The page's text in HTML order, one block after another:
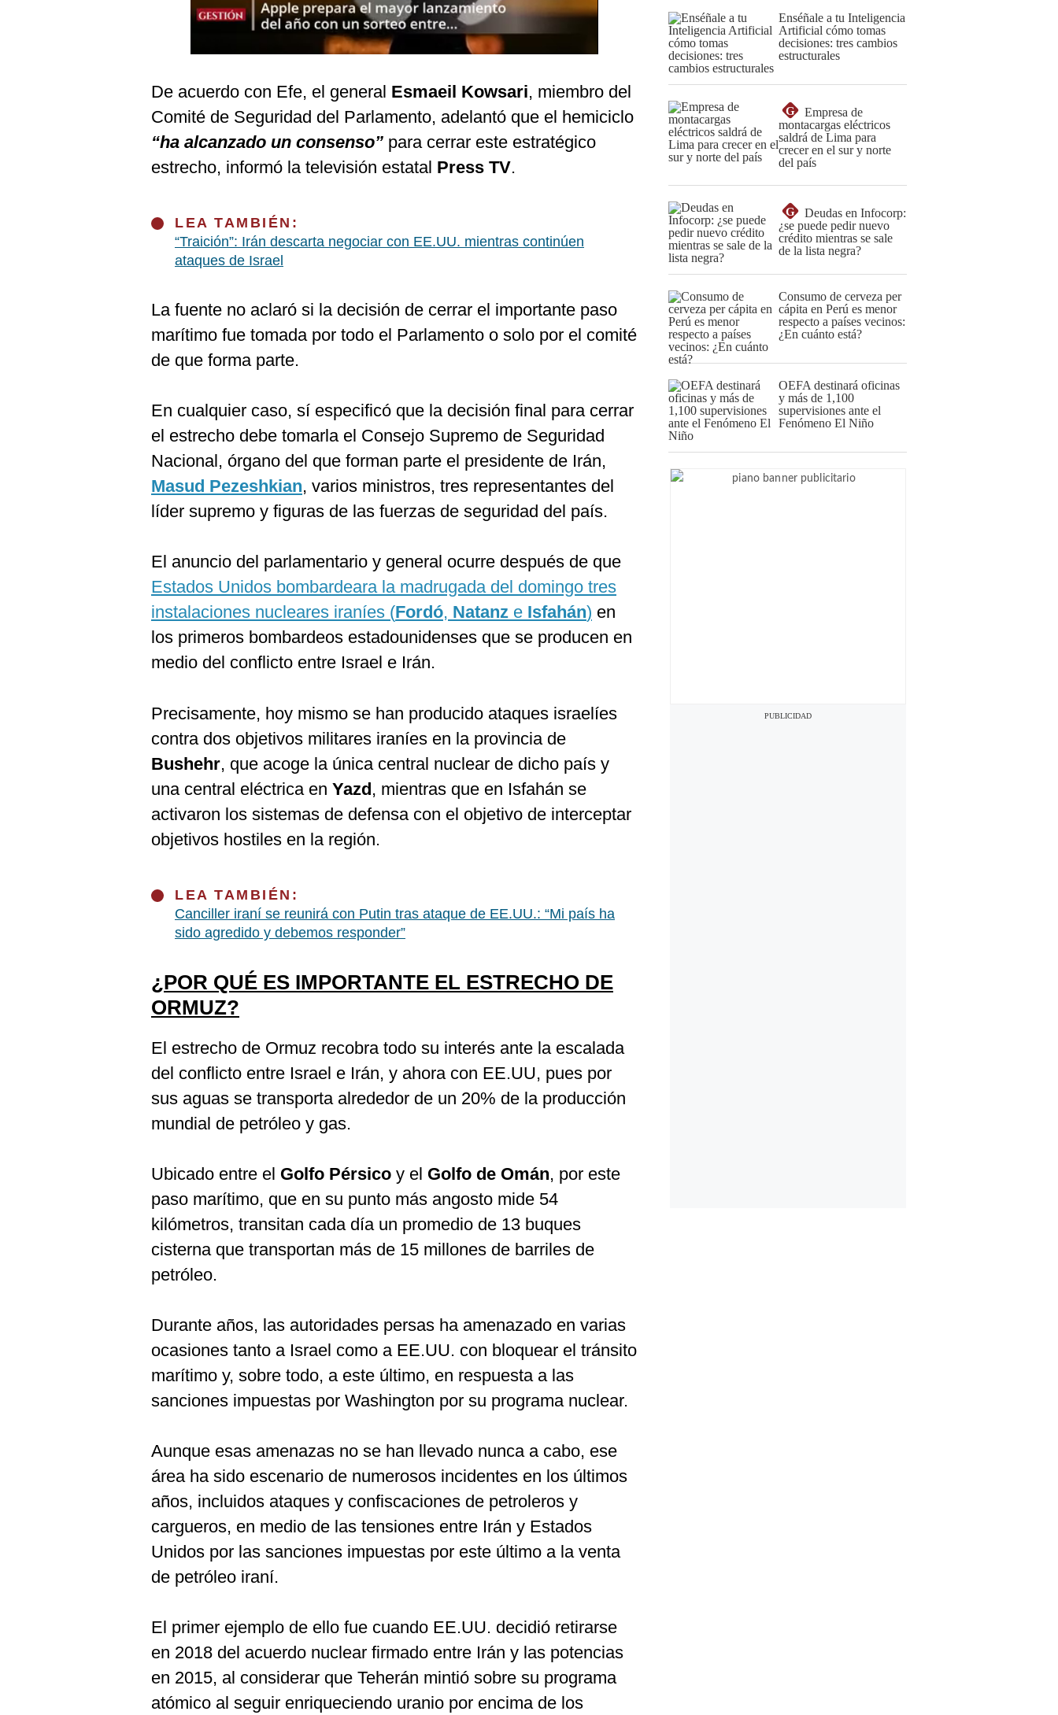
De acuerdo con Efe, el general Esmaeil Kowsari, miembro del
Comité de Seguridad del Parlamento, adelantó que el hemiciclo
“ha alcanzado un consenso” para cerrar este estratégico
estrecho, informó la televisión estatal Press TV.
LEA TAMBIÉN:
“Traición”: Irán descarta negociar con EE.UU. mientras continúen
ataques de Israel
La fuente no aclaró si la decisión de cerrar el importante paso
marítimo fue tomada por todo el Parlamento o solo por el comité
de que forma parte.
En cualquier caso, sí especificó que la decisión final para cerrar
el estrecho debe tomarla el Consejo Supremo de Seguridad
Nacional, órgano del que forman parte el presidente de Irán,
Masud Pezeshkian, varios ministros, tres representantes del
líder supremo y figuras de las fuerzas de seguridad del país.
El anuncio del parlamentario y general ocurre después de que
Estados Unidos bombardeara la madrugada del domingo tres
instalaciones nucleares iraníes (Fordó, Natanz e Isfahán) en
los primeros bombardeos estadounidenses que se producen en
medio del conflicto entre Israel e Irán.
Precisamente, hoy mismo se han producido ataques israelíes
contra dos objetivos militares iraníes en la provincia de
Bushehr, que acoge la única central nuclear de dicho país y
una central eléctrica en Yazd, mientras que en Isfahán se
activaron los sistemas de defensa con el objetivo de interceptar
objetivos hostiles en la región.
LEA TAMBIÉN:
Canciller iraní se reunirá con Putin tras ataque de EE.UU.: “Mi país ha
sido agredido y debemos responder”
¿POR QUÉ ES IMPORTANTE EL ESTRECHO DE
ORMUZ?
El estrecho de Ormuz recobra todo su interés ante la escalada
del conflicto entre Israel e Irán, y ahora con EE.UU, pues por
sus aguas se transporta alrededor de un 20% de la producción
mundial de petróleo y gas.
Ubicado entre el Golfo Pérsico y el Golfo de Omán, por este
paso marítimo, que en su punto más angosto mide 54
kilómetros, transitan cada día un promedio de 13 buques
cisterna que transportan más de 15 millones de barriles de
petróleo.
Durante años, las autoridades persas ha amenazado en varias
ocasiones tanto a Israel como a EE.UU. con bloquear el tránsito
marítimo y, sobre todo, a este último, en respuesta a las
sanciones impuestas por Washington por su programa nuclear.
Aunque esas amenazas no se han llevado nunca a cabo, ese
área ha sido escenario de numerosos incidentes en los últimos
años, incluidos ataques y confiscaciones de petroleros y
cargueros, en medio de las tensiones entre Irán y Estados
Unidos por las sanciones impuestas por este último a la venta
de petróleo iraní.
El primer ejemplo de ello fue cuando EE.UU. decidió retirarse
en 2018 del acuerdo nuclear firmado entre Irán y las potencias
en 2015, al considerar que Teherán mintió sobre su programa
atómico al seguir enriqueciendo uranio por encima de los
Enséñale a tu Inteligencia
Artificial cómo tomas
decisiones: tres cambios
estructurales
G
Empresa de
montacargas eléctricos
saldrá de Lima para
crecer en el sur y norte
del país
G
Deudas en Infocorp:
¿se puede pedir nuevo
crédito mientras se sale
de la lista negra?
Consumo de cerveza per
cápita en Perú es menor
respecto a países vecinos:
¿En cuánto está?
OEFA destinará oficinas
y más de 1,100
supervisiones ante el
Fenómeno El Niño